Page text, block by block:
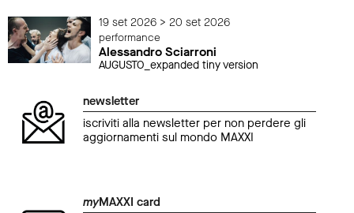
19 set 2026 > 20 set 2026
performance
Alessandro Sciarroni
AUGUSTO_expanded tiny version
newsletter
iscriviti alla newsletter per non perdere gli
aggiornamenti sul mondo MAXXI
myMAXXI card